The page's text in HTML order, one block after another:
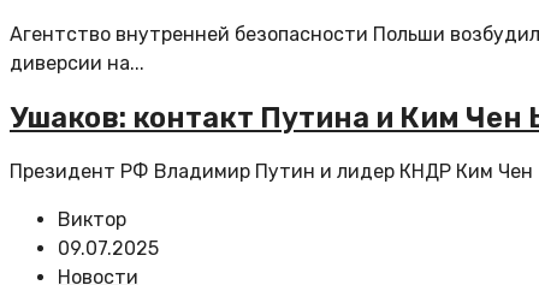
Агентство внутренней безопасности Польши
диверсии на...
Ушаков: контакт Путина и Ким
Президент РФ Владимир Путин и лидер КНДР Ким Чен
Виктор
09.07.2025
Новости